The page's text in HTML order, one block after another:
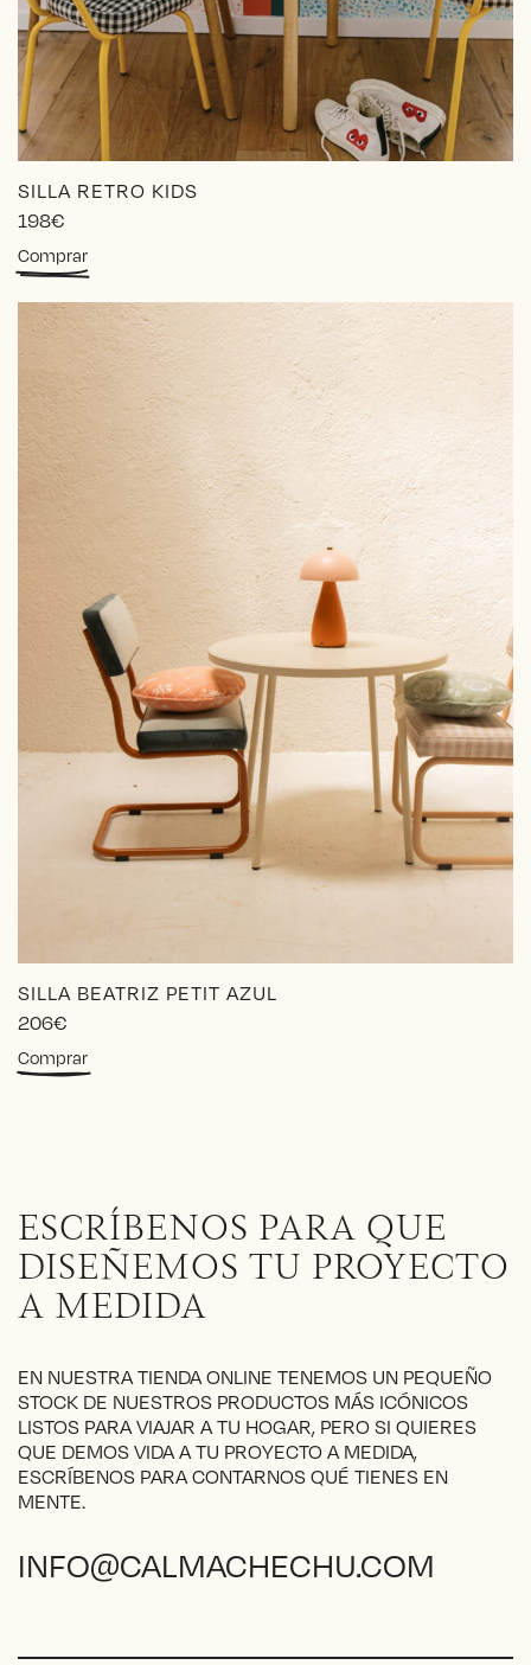
SILLA RETRO KIDS
198€
Comprar
SILLA BEATRIZ PETIT AZUL
206€
Comprar
ESCRÍBENOS PARA QUE
DISEÑEMOS TU PROYECTO
A MEDIDA
EN NUESTRA TIENDA ONLINE TENEMOS UN PEQUEÑO
STOCK DE NUESTROS PRODUCTOS MÁS ICÓNICOS
LISTOS PARA VIAJAR A TU HOGAR, PERO SI QUIERES
QUE DEMOS VIDA A TU PROYECTO A MEDIDA,
ESCRÍBENOS PARA CONTARNOS QUÉ TIENES EN
MENTE.
INFO@CALMACHECHU.COM